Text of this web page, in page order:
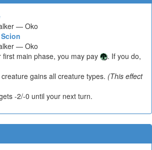
— Oko
— Oko
first main phase, you may pay
. If you do,
gains all creature types. (This effect
-2/-0 until your next turn.